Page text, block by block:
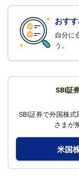
おす
自分に
う。
SBI証
SBI証券で外国株
さまが
米国